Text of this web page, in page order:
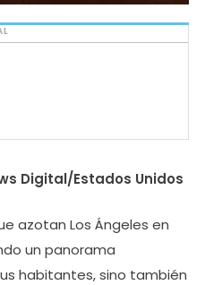
Digital/Estados Unidos
azotan Los Ángeles en
un panorama
habitantes, sino también